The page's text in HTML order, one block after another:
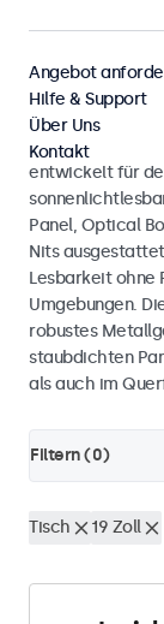
Monitore
Außenbereich
Wetterfeste
entwickelt für
Panel, Optical
Nits
Lesbarkeit ohne
Umgebungen.
robustes
staubdichten
als auch im
Filtern (0)
Tisch 19 Zoll
Angebot
Hilfe & Support
Über Uns
Kontakt